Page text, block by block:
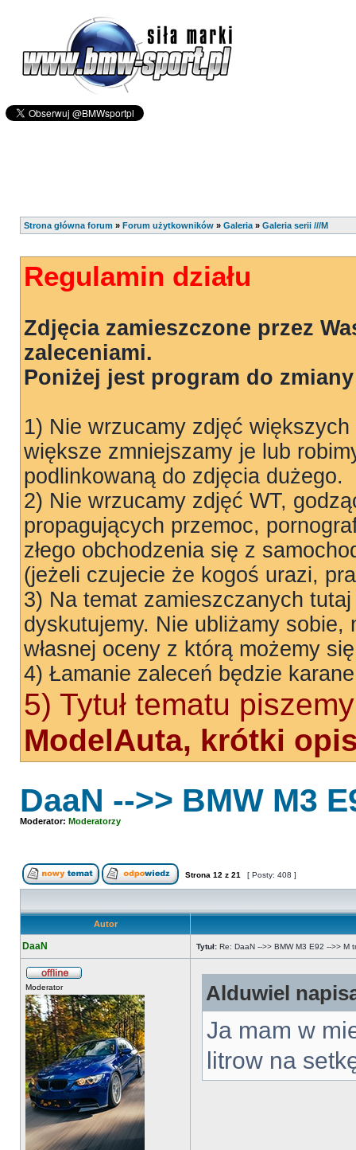
Strona główna forum » Forum użytkowników » Galeria » Galeria serii ///M
Regulamin działu
Zdjęcia zamieszczone przez
zaleceniami.
Poniżej jest program do
1) Nie wrzucamy zdjęć
większe zmniejszamy je lub
podlinkowaną do zdjęcia dużego.
2) Nie wrzucamy zdjęć WT,
propagujących przemoc,
złego obchodzenia się z
(jeżeli czujecie że kogoś urazi,
3) Na temat zamieszczanych
dyskutujemy. Nie ubliżamy sobie,
własnej oceny z którą możemy
4) Łamanie zaleceń będzie
5) Tytuł tematu
ModelAuta, krótki
DaaN -->> BMW M3
Moderator: Moderatorzy
Strona 12 z 21 [ Posty: 408 ]
Autor
DaaN Tytuł: Re: DaaN -->> BMW M3 E92 -->> M
Moderator Alduwiel
Ja mam w
litrow na